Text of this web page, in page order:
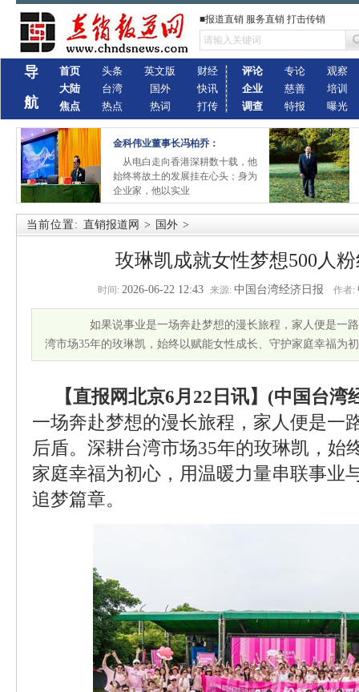
■报道直销 服务直销 打击传销
导
航
首页
大陆
焦点
头条
台湾
热点
英文版
国外
热词
财经
快讯
打传
评论
企业
调查
专论
慈善
特报
观察
培训
曝光
金科伟业董事长冯柏乔：
从电白走向香港深耕数十载，他
始终将故土的发展挂在心头；身为
企业家，他以实业
当前位置: 直销报道网 > 国外 >
玫琳凯成就女性梦想500人
时间: 2026-06-22 12:43 来源: 中国台湾经济日报 作者:
如果说事业是一场奔赴梦想的漫长旅程，家人便是一路
湾市场35年的玫琳凯，始终以赋能女性成长、守护家庭幸福为
【直报网北京6月22日讯】(中国台湾
一场奔赴梦想的漫长旅程，家人便是一
后盾。深耕台湾市场35年的玫琳凯，始
家庭幸福为初心，用温暖力量串联事业
追梦篇章。